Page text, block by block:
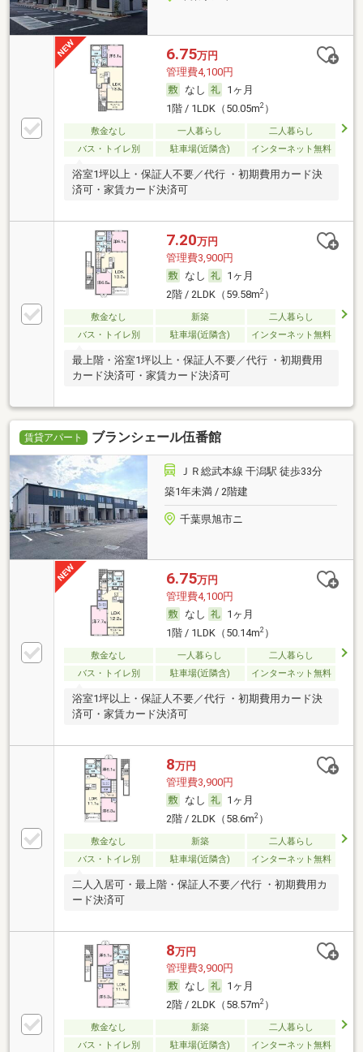
6.75万円
管理費4,100円
なし
1ヶ月
1階 / 1LDK（50.05m2）
敷金なし 一人暮らし
二人暮らし
バス・トイレ別
駐車場(近隣含) インターネット無料
浴室1坪以上・保証人不要／代行 ・初期費用カード決
済可・家賃カード決済可
7.20万円
管理費3,900円
なし
1ヶ月
2階 / 2LDK（59.58m2）
敷金なし 新築
二人暮らし
バス・トイレ別
駐車場(近隣含) インターネット無料
最上階・浴室1坪以上・保証人不要／代行 ・初期費用
カード決済可・家賃カード決済可
賃貸アパート ブランシェール伍番館
ＪＲ総武本線 干潟駅 徒歩33分
築1年未満 / 2階建
千葉県旭市ニ
6.75万円
管理費4,100円
なし
1ヶ月
1階 / 1LDK（50.14m2）
敷金なし 一人暮らし
二人暮らし
バス・トイレ別
駐車場(近隣含) インターネット無料
浴室1坪以上・保証人不要／代行 ・初期費用カード決
済可・家賃カード決済可
8万円
管理費3,900円
なし
1ヶ月
2階 / 2LDK（58.6m2）
敷金なし 新築
二人暮らし
バス・トイレ別
駐車場(近隣含) インターネット無料
二人入居可・最上階・保証人不要／代行 ・初期費用カ
ード決済可
8万円
管理費3,900円
なし
1ヶ月
2階 / 2LDK（58.57m2）
敷金なし 新築
二人暮らし
バス・トイレ別
駐車場(近隣含) インターネット無料